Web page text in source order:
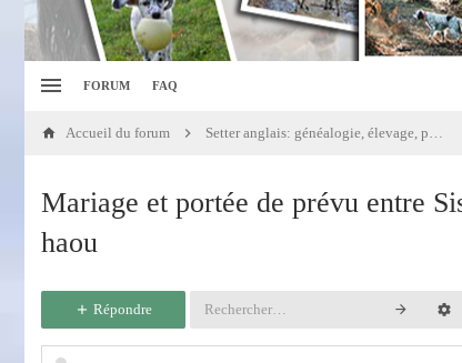
FORUM FAQ
Accueil du forum Setter anglais: généalogie, élevage, portées
Mariage et portée de prévu entre
haou
Répondre